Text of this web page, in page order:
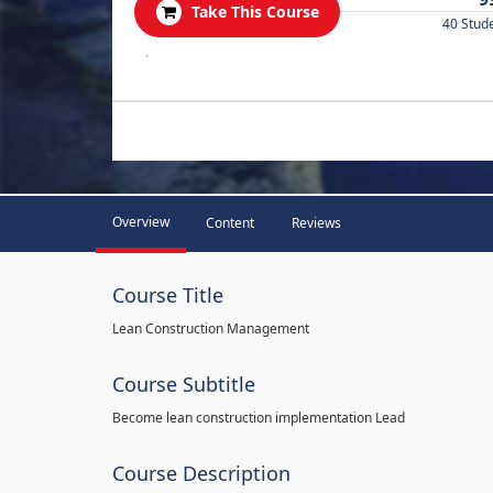
Take This Course
40
.
Overview Content Reviews
Course Title
Lean Construction Management
Course Subtitle
Become lean construction implementation Lead
Course Description